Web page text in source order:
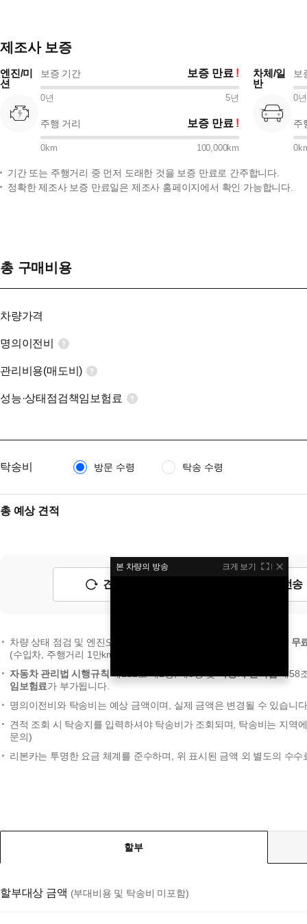
제조사 보증
엔진/미
션
보증 기간 보증 만료
0년 5년
주행 거리 보증 만료
0km 100,000km
차체/일
반
보
0년
주
0
기간 또는 주행거리 중 먼저 도래한 것을 보증 만료로 간주합니다.
정확한 제조사 보증 만료일은 제조사 홈페이지에서 확인 가능합니다.
총 구매비용
차량가격
명의이전비
관리비용(매도비)
성능·상태점검책임보험료
탁송비 방문 수령 탁송 수령
총 예상 견적
견적 초기화 예상 견적 전송
차량 상태 점검 및 엔진오일 세트 교환이 포함된
안심출고 서비스가 무
(수입차, 주행거리 1만km 미만의 신차급 차량 및 전기차 제외)
자동차 관리법 시행규칙 제122조 제2항, 제3항 및자동차 관리법제58
임보험료가 부가됩니다.
명의이전비와 탁송비는 예상 금액이며, 실제 금액은 변경될 수 있습니
견적 조회 시 탁송지를 입력하셔야 탁송비가 조회되며, 탁송비는 지역
문의)
리본카는 투명한 요금 체계를 준수하며, 위 표시된 금액 외 별도의 수
할부
할부대상 금액 (부대비용 및 탁송비 미포함)
본 차량의 방송 크게 보기